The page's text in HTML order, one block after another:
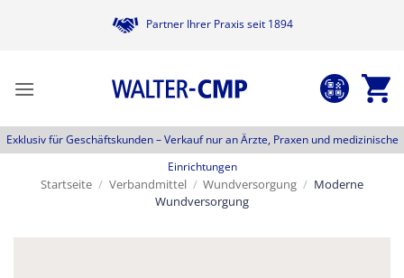
Partner Ihrer Praxis seit 1894
Exklusiv für Geschäftskunden –Verkauf nur an Ärzte, Praxen und medizinische
Einrichtungen
Startseite / Verbandmittel / Wundversorgung / Moderne
Wundversorgung